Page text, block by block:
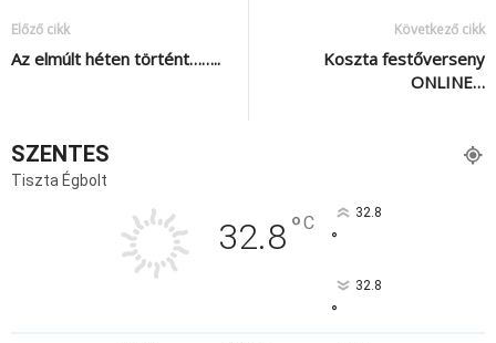
Előző cikk
Az elmúlt héten történt……..
Következő cikk
Koszta festőverseny
ONLINE…
SZENTES
Tiszta Égbolt
32.8°C 32.8
°
32.8
°